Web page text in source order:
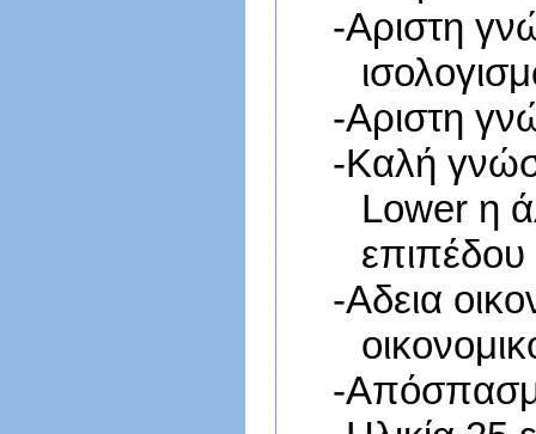
-Αριστη
-Αριστη
-Καλή
Lower η
επιπέδου
-Αδεια
-